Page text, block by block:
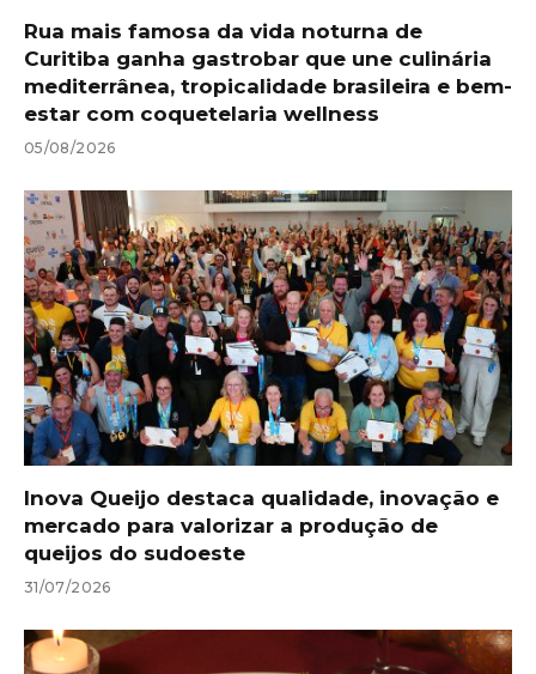
Rua mais famosa da vida noturna de
Curitiba ganha gastrobar que une culinária
mediterrânea, tropicalidade brasileira e bem-
estar com coquetelaria wellness
05/08/2026
Inova Queijo destaca qualidade, inovação e
mercado para valorizar a produção de
queijos do sudoeste
31/07/2026